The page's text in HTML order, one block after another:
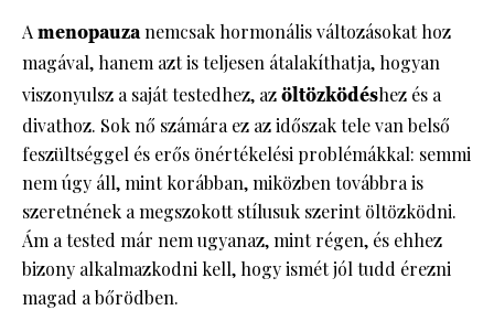
A menopauzanemcsak hormonális változásokat hoz
magával, hanem azt is teljesen átalakíthatja, hogyan
viszonyulsz a saját testedhez, azöltözködéshez és a
divathoz. Sok nő számára ez az időszak tele van belső
feszültséggel és erős önértékelési problémákkal: semmi
nem úgy áll, mint korábban, miközben továbbra is
szeretnének a megszokott stílusuk szerint öltözködni.
Ám a tested már nem ugyanaz, mint régen, és ehhez
bizony alkalmazkodni kell, hogy ismét jól tudd érezni
magad a bőrödben.